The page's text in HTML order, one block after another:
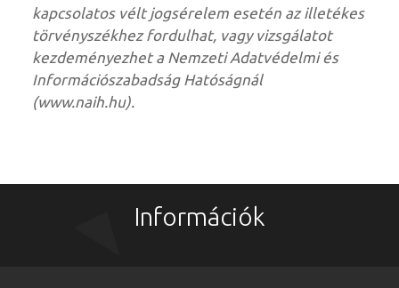
kapcsolatos vélt jogsérelem esetén az illetékes
törvényszékhez fordulhat, vagy vizsgálatot
kezdeményezhet a Nemzeti Adatvédelmi és
Információszabadság Hatóságnál
(www.naih.hu).
Információk